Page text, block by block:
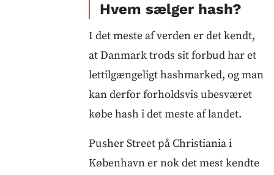
Hvem sælger hash?
I det meste af verden er det kendt,
at Danmark trods sit forbud har et
lettilgængeligt hashmarked, og man
kan derfor forholdsvis ubesværet
købe hash i det meste af landet.
Pusher Street på Christiania i
København er nok det mest kendte